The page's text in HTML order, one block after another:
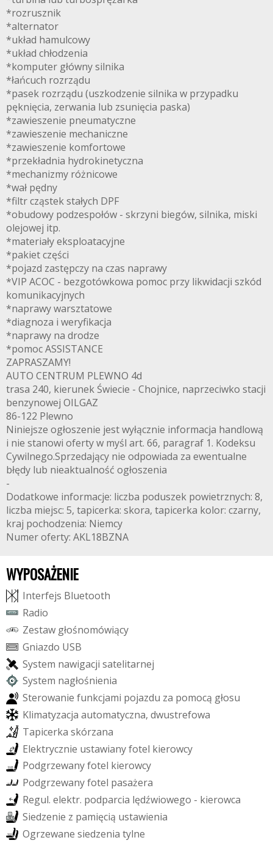
*rozrusznik
*alternator
*układ hamulcowy
*układ chłodzenia
*komputer główny silnika
*łańcuch rozrządu
*pasek rozrządu (uszkodzenie silnika w przypadku
pęknięcia, zerwania lub zsunięcia paska)
*zawieszenie pneumatyczne
*zawieszenie mechaniczne
*zawieszenie komfortowe
*przekładnia hydrokinetyczna
*mechanizmy różnicowe
*wał pędny
*filtr cząstek stałych DPF
*obudowy podzespołów - skrzyni biegów, silnika, miski
olejowej itp.
*materiały eksploatacyjne
*pakiet części
*pojazd zastępczy na czas naprawy
*VIP ACOC - bezgotówkowa pomoc przy likwidacji szkód
komunikacyjnych
*naprawy warsztatowe
*diagnoza i weryfikacja
*naprawy na drodze
*pomoc ASSISTANCE
ZAPRASZAMY!
AUTO CENTRUM PLEWNO 4d
trasa 240, kierunek Świecie - Chojnice, naprzeciwko stacji
benzynowej OILGAZ
86-122 Plewno
Niniejsze ogłoszenie jest wyłącznie informacja handlową
i nie stanowi oferty w myśl art. 66, paragraf 1. Kodeksu
Cywilnego.Sprzedający nie odpowiada za ewentualne
błędy lub nieaktualność ogłoszenia
-
Dodatkowe informacje: liczba poduszek powietrznych: 8,
liczba miejsc: 5, tapicerka: skora, tapicerka kolor: czarny,
kraj pochodzenia: Niemcy
Numer oferty: AKL18BZNA
WYPOSAŻENIE
Interfejs Bluetooth
Radio
Zestaw głośnomówiący
Gniazdo USB
System nawigacji satelitarnej
System nagłośnienia
Sterowanie funkcjami pojazdu za pomocą głosu
Klimatyzacja automatyczna, dwustrefowa
Tapicerka skórzana
Elektrycznie ustawianyfotel kierowcy
Podgrzewanyfotel kierowcy
Podgrzewanyfotel pasażera
Regul. elektr. podparcia lędźwiowego - kierowca
Siedzenie z pamięcią ustawienia
Ogrzewane siedzenia tylne